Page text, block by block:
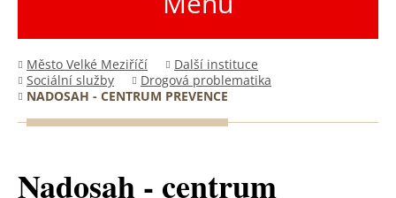
Město Velké Meziříčí
Další instituce
Sociální služby
Drogová problematika
NADOSAH - CENTRUM PREVENCE
Nadosah - centrum